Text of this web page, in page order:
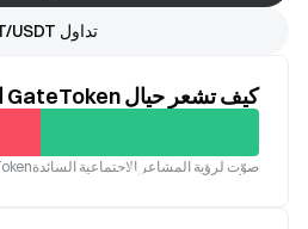
تداول GT/USDT
كيف تشعر حيال GateToken اليوم؟
جيدة
غير
صوّت لرؤية المشاعر الاجتماعية السائدةGateToken الآن